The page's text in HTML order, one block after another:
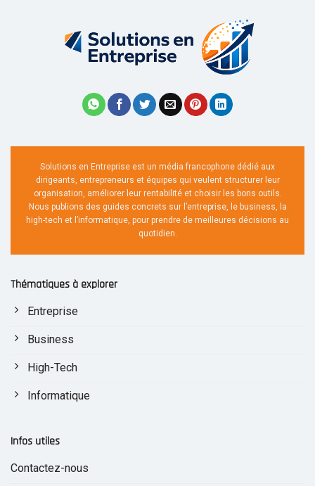
Solutions en Entreprise est un média francophone dédié aux
dirigeants, entrepreneurs et équipes qui veulent structurer leur
organisation, améliorer leur rentabilité et choisir les bons outils.
Nous publions des guides concrets sur l’entreprise, le business, la
high-tech et l’informatique, pour prendre de meilleures décisions au
quotidien.
Thématiques à explorer
Entreprise
Business
High-Tech
Informatique
Infos utiles
Contactez-nous